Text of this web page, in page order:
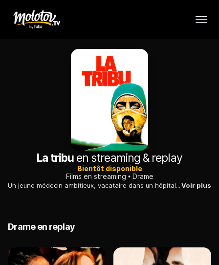
La tribuen streaming & replay
Bientôt disponible
Films en streaming
Drame
Un jeune médecin ambitieux, vacataire dans un hôpital, découvre par hasard que certains de ses confrères sont impliqués dans une affaire de meurtre.Voir plus
Drame en replay